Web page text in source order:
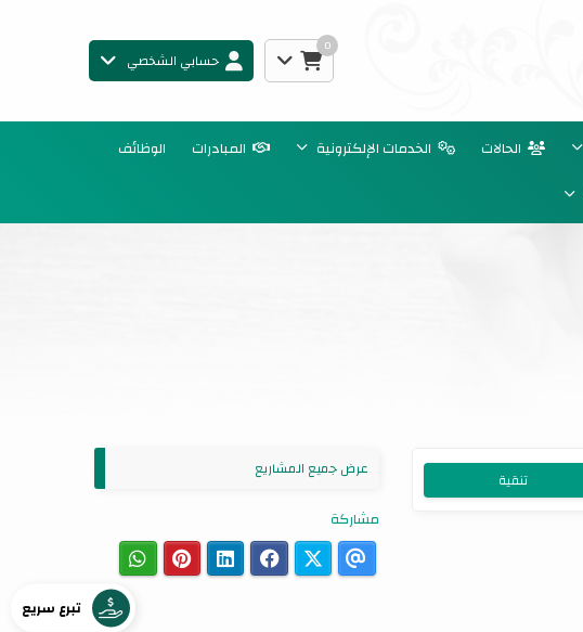
0
حسابي الشخصي
الحالات الخدمات الإلكترونية المبادرات
الوظائف
تنقية عرض جميع المشاريع
مشاركة
تبرع سريع